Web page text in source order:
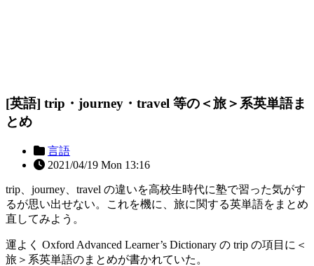
[英語] trip・journey・travel 等の＜旅＞系英単語ま
とめ
言語
2021/04/19 Mon 13:16
trip、journey、travel の違いを高校生時代に塾で習った気がす
るが思い出せない。これを機に、旅に関する英単語をまとめ
直してみよう。
運よく Oxford Advanced Learner’s Dictionary の trip の項目に＜
旅＞系英単語のまとめが書かれていた。